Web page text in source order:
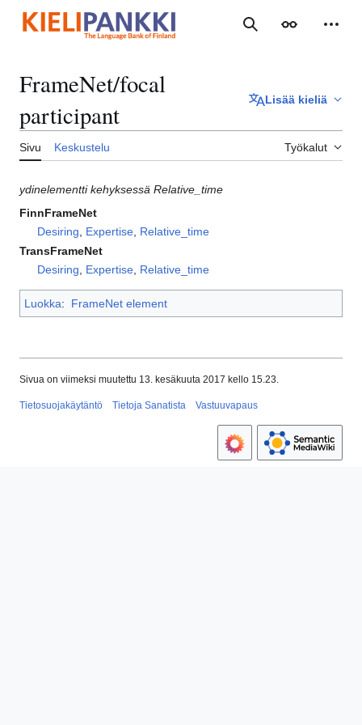
sisältöön
Haku Ulkoasu
FrameNet/focal
participant
Lisää kieliä
Sivu Keskustelu Työkalut
ydinelementti kehyksessä Relative_time
FinnFrameNet
Desiring, Expertise, Relative_time
TransFrameNet
Desiring, Expertise, Relative_time
Luokka: FrameNet element
Sivua on viimeksi muutettu 13. kesäkuuta 2017 kello 15.23.
Tietosuojakäytäntö Tietoja Sanatista Vastuuvapaus